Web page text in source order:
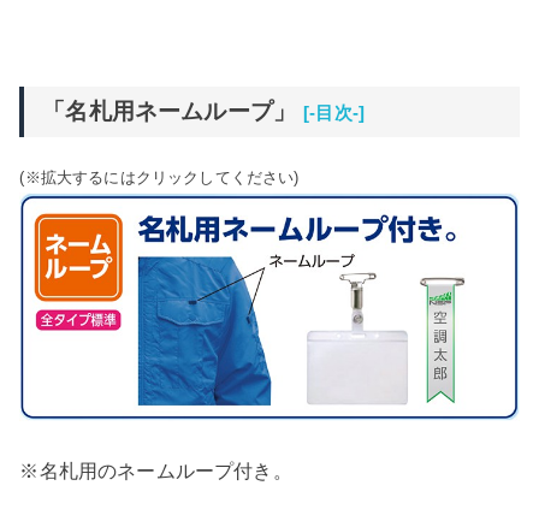
「名札用ネームループ」 [-目次-]
(※拡大するにはクリックしてください)
※名札用のネームループ付き。